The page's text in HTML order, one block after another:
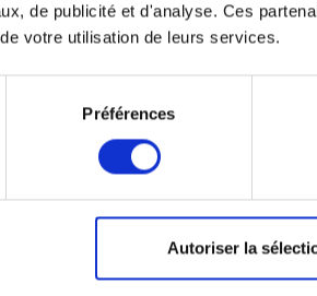
de publicité et d'analyse. Ces
votre utilisation de leurs services.
Préférences
Autoriser la
€9,95